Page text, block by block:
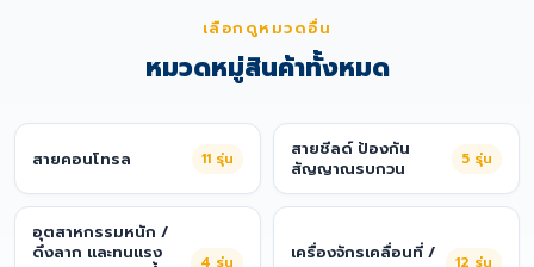
เลือกดูหมวดอื่น
หมวดหมู่สินค้าทั้งหมด
สายคอนโทรล 11 รุ่น
สายชีลด์ ป้องกัน
สัญญาณรบกวน
5 รุ่น
อุตสาหกรรมหนัก /
ดึงลาก และทนแรง
4 รุ่น
เครื่องจักรเคลื่อนที่ /
12 รุ่น